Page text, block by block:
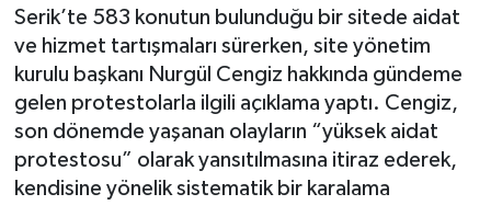
Serik’te 583 konutun bulunduğu bir sitede aidat
ve hizmet tartışmaları sürerken, site yönetim
kurulu başkanı Nurgül Cengiz hakkında gündeme
gelen protestolarla ilgili açıklama yaptı. Cengiz,
son dönemde yaşanan olayların “yüksek aidat
protestosu” olarak yansıtılmasına itiraz ederek,
kendisine yönelik sistematik bir karalama
E-Gazete
Haber Arşivi